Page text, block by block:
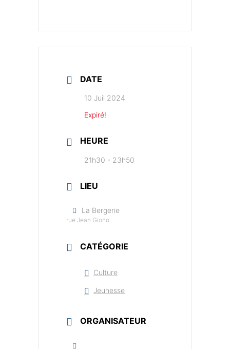
DATE
10 Juil 2024
Expiré!
HEURE
21h30 - 23h50
LIEU
La Bergerie
rue Jean Giono
CATÉGORIE
Culture
Jeunesse
ORGANISATEUR